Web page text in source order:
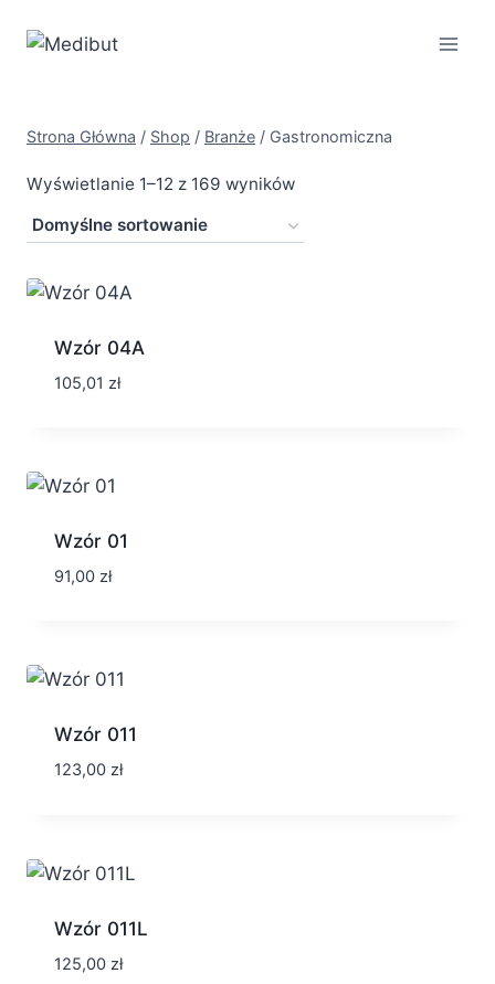
Strona Główna / Shop / Branże / Gastronomiczna
Wyświetlanie 1–12 z 169 wyników
Wzór 04A
105,01 zł
Wzór 01
91,00 zł
Wzór 011
123,00 zł
Wzór 011L
125,00 zł